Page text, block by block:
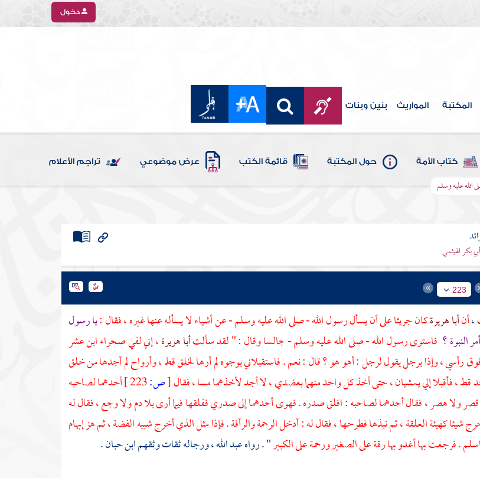
دخول
المكتبة المواريث بنين وبنات
كتاب الأمة حول المكتبة قائمة الكتب عرض موضوعي تراجم الأعلام
الله عليه وسلم
بكر الهيثمي
223
،أنأبا هريرةكان جريئا على أن يسأل رسول الله - صلى الله عليه وسلم - عن أشياء لا يسأله عنها غيره ، فقال :يا رسول
النبوة ؟ فاستوى رسول الله - صلى الله عليه وسلم - جالسا وقال : " لقد سألتأبا هريرة، إني لفي صحراء ابن عشر
رأسي ، وإذا برجل يقول لرجل : أهو هو ؟ قال : نعم . فاستقبلاني بوجوه لم أرها لخلق قط ، وأرواح لم أجدها من خلق
قط ، فأقبلا إلي يمشيان ، حتى أخذ كل واحد منهما بعضدي ، لا أجد لأخذهما مسا ، فقال[ص:
أحدهما لصاحبه
ولا هصر ، فقال أحدهما لصاحبه : افلق صدره . فهوى أحدهما إلى صدري ففلقها فيما أرى بلا دم ولا وجع ، فقال له
شيئا كهيئة العلقة ، ثم نبذها فطرحها ، فقال له : أدخل الرحمة والرأفة . فإذا مثل الذي أخرج شبيه الفضة ، ثم هز إبهام
. فرجعت بها أغدو بها رقة على الصغير ورحمة على الكبير" . رواهعبد الله، ورجاله ثقات وثقهم ابن حبان .